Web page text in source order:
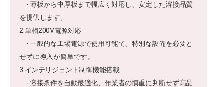
- 薄板から中厚板まで幅広く対応し、安定した溶接品質
を提供します。
2.単相200V電源対応
- 一般的な工場電源で使用可能で、特別な設備を必要と
せずに導入が簡単です。
3.インテリジェント制御機能搭載
- 溶接条件を自動最適化、作業者の慎重に判断せず高品